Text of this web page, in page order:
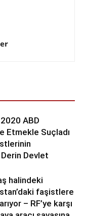
ABD
Etmekle Suçladı
Devlet
halindeki
faşistlere
– RF’ye karşı